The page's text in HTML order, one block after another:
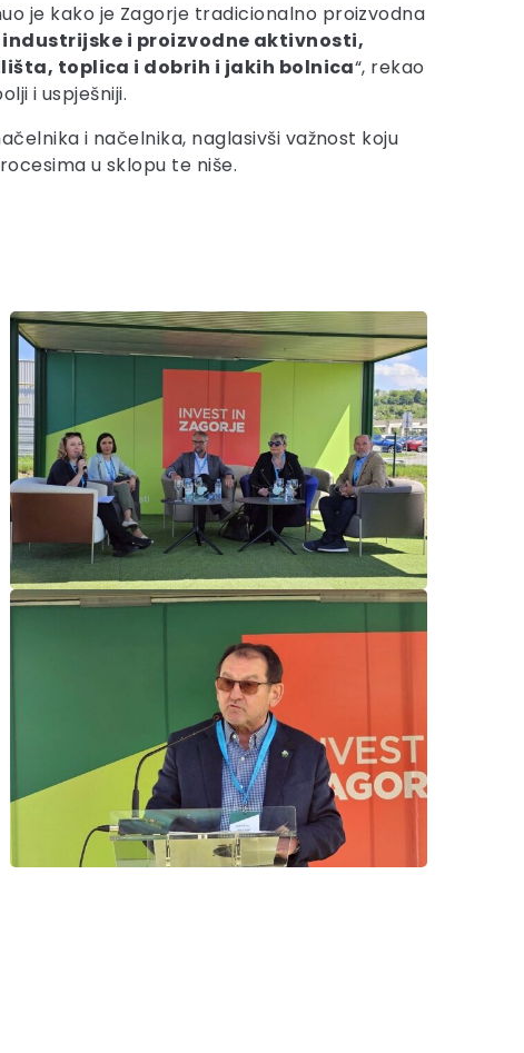
je kako je Zagorje tradicionalno proizvodna
industrijske i proizvodne aktivnosti,
toplica i dobrih i jakih bolnica“, rekao
i uspješniji.
i načelnika, naglasivši važnost koju
u sklopu te niše.